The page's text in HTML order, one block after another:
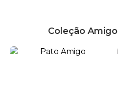
Coleção Amigo